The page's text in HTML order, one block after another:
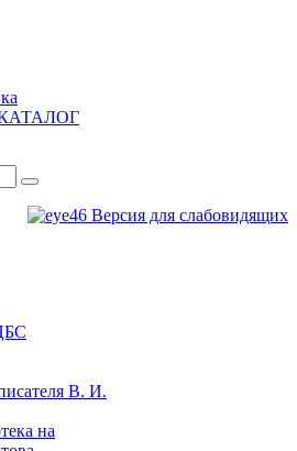
Версия для слабовидящих
В. И.
на